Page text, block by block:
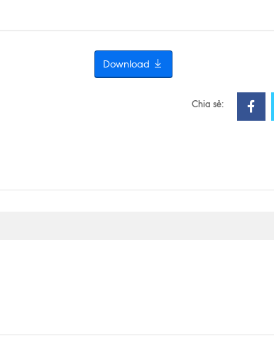
Download
Chia sẻ: